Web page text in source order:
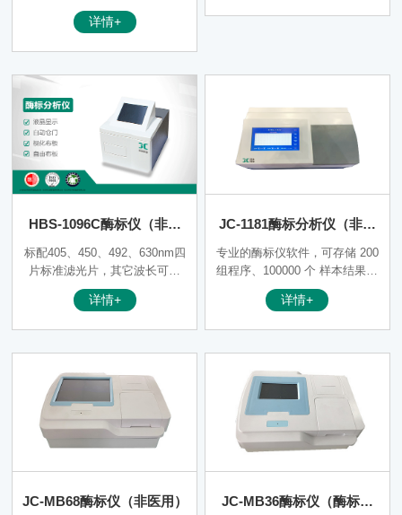
测、数据处理、曲线拟合，阈值
判断、质控评价、数据库管理、
详情+
HBS-1096C酶标仪（非医
用）
标配405、450、492、630nm四
片标准滤光片，其它波长可选
配，多可装载10片滤光片
详情+
JC-1181酶标分析仪（非医
用）
专业的酶标仪软件，可存储 200
组程序、100000 个 样本结果，
提供吸光度、线性方程、对数方
程、二次方程、三次方程、吸光
详情+
JC-MB68酶标仪（非医用）
JC-MB36酶标仪（酶标仪